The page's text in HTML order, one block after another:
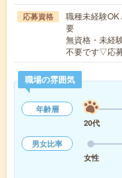
応募資格
職種未経験OK
要
無資格・未経
不要です▽応
職場の雰囲気
年齢層
20代
男女比率
女性